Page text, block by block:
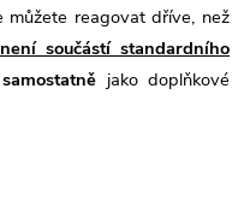
můžete reagovat dříve, než
součástí standardního
jako doplňkové